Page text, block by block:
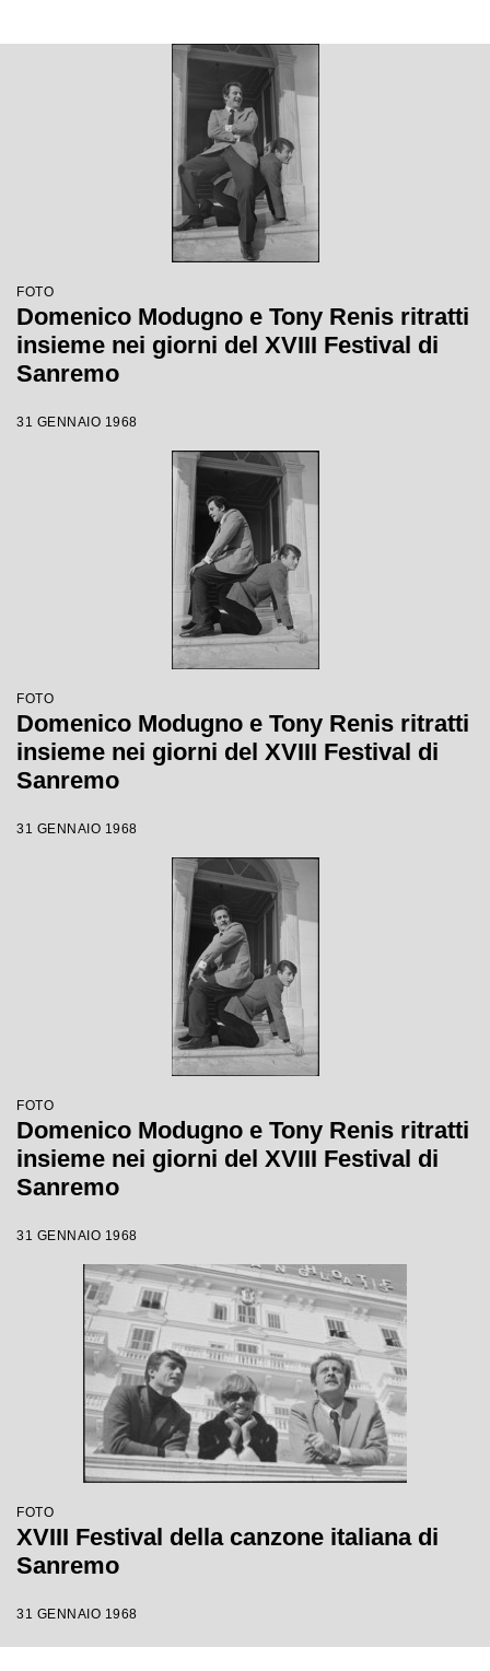
FOTO
Domenico Modugno e Tony Renis ritratti
insieme nei giorni del XVIII Festival di
Sanremo
31 GENNAIO 1968
FOTO
Domenico Modugno e Tony Renis ritratti
insieme nei giorni del XVIII Festival di
Sanremo
31 GENNAIO 1968
FOTO
Domenico Modugno e Tony Renis ritratti
insieme nei giorni del XVIII Festival di
Sanremo
31 GENNAIO 1968
FOTO
XVIII Festival della canzone italiana di
Sanremo
31 GENNAIO 1968